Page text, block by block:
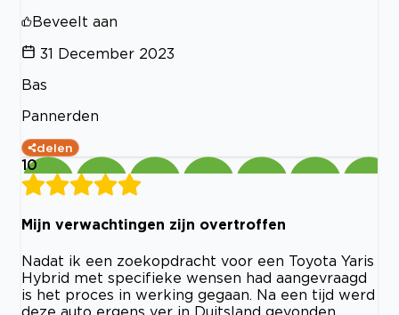
Beveelt aan
31 December 2023
Bas
Pannerden
delen
10
Mijn verwachtingen zijn overtroffen
Nadat ik een zoekopdracht voor een Toyota Yaris
Hybrid met specifieke wensen had aangevraagd
is het proces in werking gegaan. Na een tijd werd
deze auto ergens ver in Duitsland gevonden.